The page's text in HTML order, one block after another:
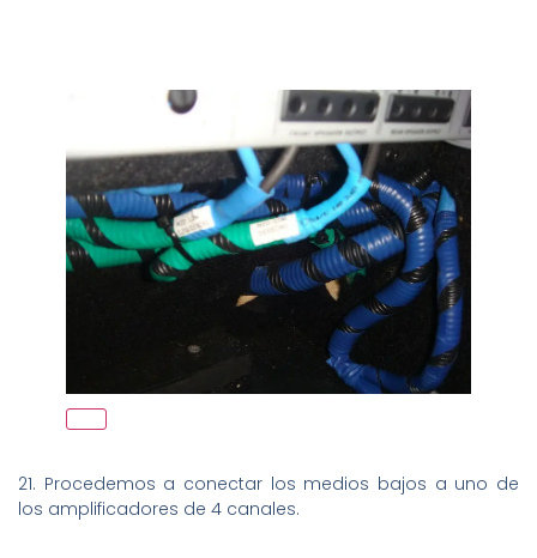
21. Procedemos a conectar los medios bajos a uno de
los amplificadores de 4 canales.